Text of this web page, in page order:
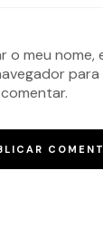
o meu nome,
para